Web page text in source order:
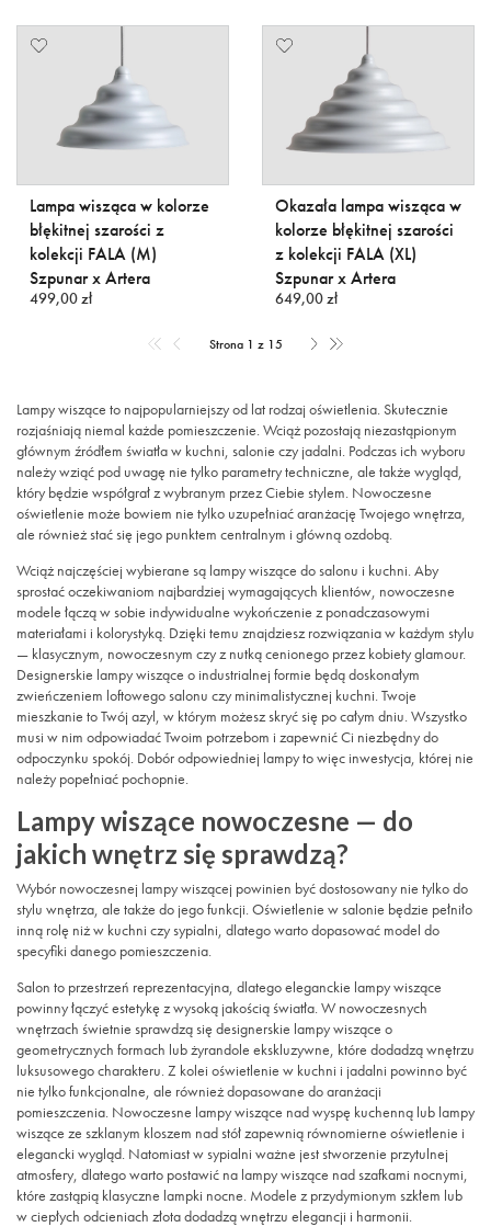
Lampa wisząca w kolorze
błękitnej szarości z
kolekcji FALA (M)
Szpunar x Artera
499,00 zł
Okazała lampa wisząca w
kolorze błękitnej szarości
z kolekcji FALA (XL)
Szpunar x Artera
649,00 zł
Strona 1 z 15
Lampy wiszące to najpopularniejszy od lat rodzaj oświetlenia. Skutecznie
rozjaśniają niemal każde pomieszczenie. Wciąż pozostają niezastąpionym
głównym źródłem światła w kuchni, salonie czy jadalni. Podczas ich wyboru
należy wziąć pod uwagę nie tylko parametry techniczne, ale także wygląd,
który będzie współgrał z wybranym przez Ciebie stylem. Nowoczesne
oświetlenie może bowiem nie tylko uzupełniać aranżację Twojego wnętrza,
ale również stać się jego punktem centralnym i główną ozdobą.
Wciąż najczęściej wybierane są lampy wiszące do salonu i kuchni. Aby
sprostać oczekiwaniom najbardziej wymagających klientów, nowoczesne
modele łączą w sobie indywidualne wykończenie z ponadczasowymi
materiałami i kolorystyką. Dzięki temu znajdziesz rozwiązania w każdym stylu
— klasycznym, nowoczesnym czy z nutką cenionego przez kobiety glamour.
Designerskie lampy wiszące o industrialnej formie będą doskonałym
zwieńczeniem loftowego salonu czy minimalistycznej kuchni. Twoje
mieszkanie to Twój azyl, w którym możesz skryć się po całym dniu. Wszystko
musi w nim odpowiadać Twoim potrzebom i zapewnić Ci niezbędny do
odpoczynku spokój. Dobór odpowiedniej lampy to więc inwestycja, której nie
należy popełniać pochopnie.
Lampy wiszące nowoczesne — do
jakich wnętrz się sprawdzą?
Wybór nowoczesnej lampy wiszącej powinien być dostosowany nie tylko do
stylu wnętrza, ale także do jego funkcji. Oświetlenie w salonie będzie pełniło
inną rolę niż w kuchni czy sypialni, dlatego warto dopasować model do
specyfiki danego pomieszczenia.
Salon to przestrzeń reprezentacyjna, dlatego eleganckie lampy wiszące
powinny łączyć estetykę z wysoką jakością światła. W nowoczesnych
wnętrzach świetnie sprawdzą się designerskie lampy wiszące o
geometrycznych formach lub żyrandole ekskluzywne, które dodadzą wnętrzu
luksusowego charakteru. Z kolei oświetlenie w kuchni i jadalni powinno być
nie tylko funkcjonalne, ale również dopasowane do aranżacji
pomieszczenia. Nowoczesne lampy wiszące nad wyspę kuchenną lub lampy
wiszące ze szklanym kloszem nad stół zapewnią równomierne oświetlenie i
elegancki wygląd. Natomiast w sypialni ważne jest stworzenie przytulnej
atmosfery, dlatego warto postawić na lampy wiszące nad szafkami nocnymi,
które zastąpią klasyczne lampki nocne. Modele z przydymionym szkłem lub
w ciepłych odcieniach złota dodadzą wnętrzu elegancji i harmonii.